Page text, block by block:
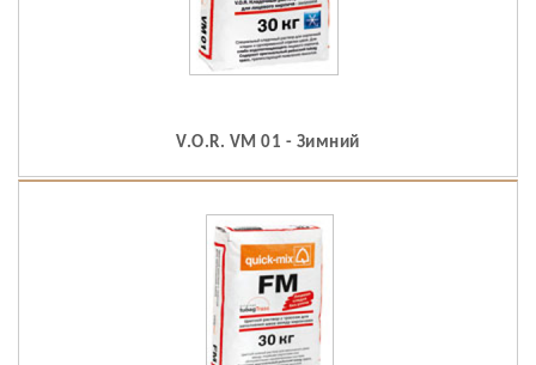
V.O.R. VM 01 - Зимний